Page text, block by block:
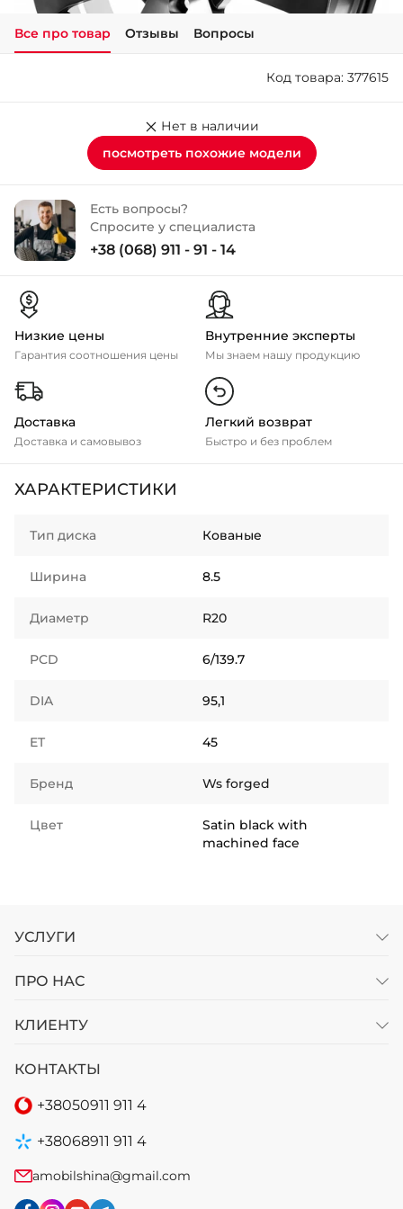
+38 (050)-911-911-2
+38 (099)-643-33-77
+38 (068)-923-74-19
- Калиновая
Все про товар Отзывы Вопросы
Код товара: 377615
Нет в наличии
посмотреть похожие модели
Есть вопросы?
Спросите у специалиста
+38 (068) 911 - 91 - 14
Низкие цены
Гарантия соотношения цены
Внутренние эксперты
Мы знаем нашу продукцию
Доставка
Доставка и самовывоз
Легкий возврат
Быстро и без проблем
ХАРАКТЕРИСТИКИ
Тип диска Кованые
Ширина 8.5
Диаметр R20
PCD 6/139.7
DIA 95,1
ET 45
Бренд Ws forged
Цвет
Satin black with
machined face
УСЛУГИ
ПРО НАС
КЛИЕНТУ
КОНТАКТЫ
+38050911 911 4
+38068911 911 4
amobilshina@gmail.com